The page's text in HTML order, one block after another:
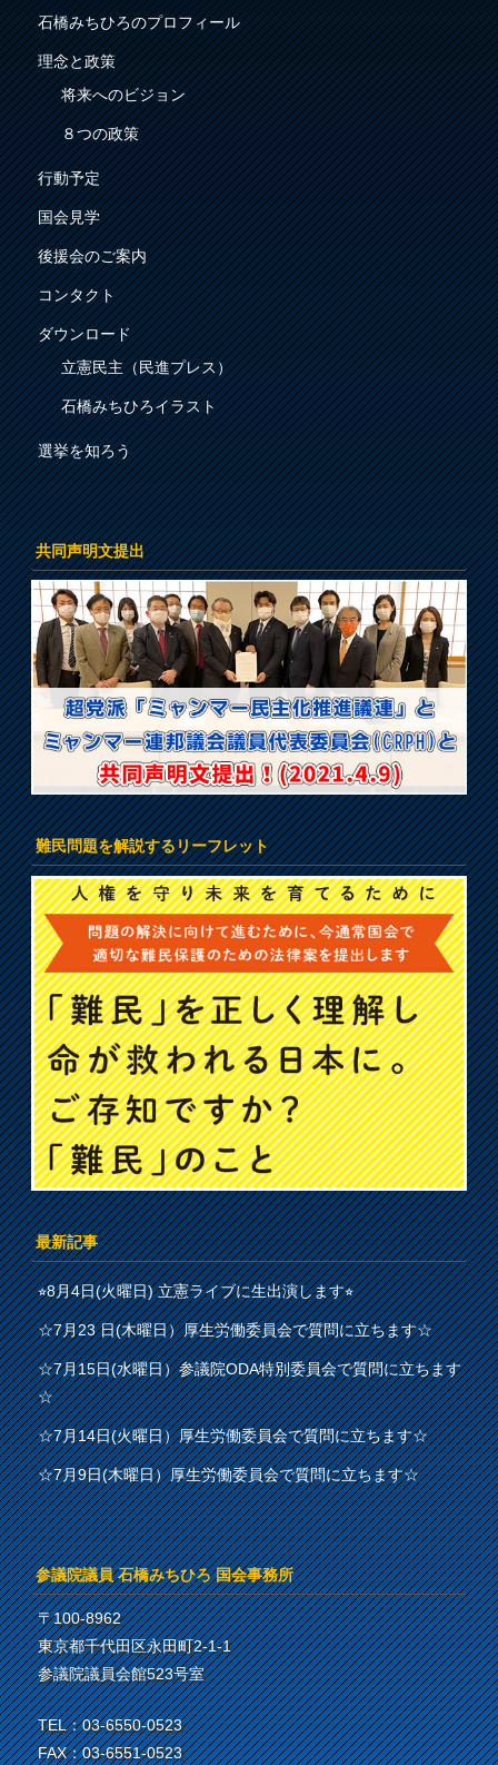
石橋みちひろのプロフィール
理念と政策
将来へのビジョン
８つの政策
行動予定
国会見学
後援会のご案内
コンタクト
ダウンロード
立憲民主（民進プレス）
石橋みちひろイラスト
選挙を知ろう
共同声明文提出
難民問題を解説するリーフレット
最新記事
⭐︎8月4日(火曜日) 立憲ライブに生出演します⭐︎
☆7月23 日(木曜日）厚生労働委員会で質問に立ちます☆
☆7月15日(水曜日）参議院ODA特別委員会で質問に立ちます
☆
☆7月14日(火曜日）厚生労働委員会で質問に立ちます☆
☆7月9日(木曜日）厚生労働委員会で質問に立ちます☆
参議院議員 石橋みちひろ 国会事務所
〒100-8962
東京都千代田区永田町2-1-1
参議院議員会館523号室
TEL：03-6550-0523
FAX：03-6551-0523